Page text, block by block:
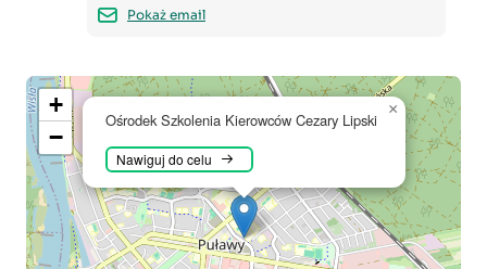
Pokaż email
Ośrodek Szkolenia Kierowców Cezary Lipski
Nawiguj do celu
×
+
−